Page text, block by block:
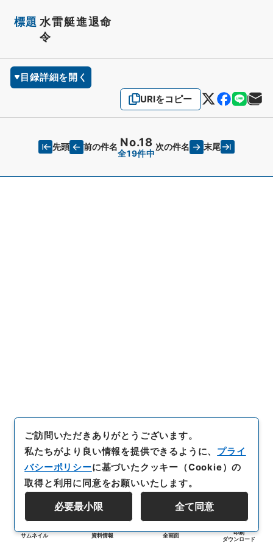
標題 水雷艇進退命
令
目録詳細を開く
URIをコピー
先頭 前の件名 No.18
全19件中
次の件名 末尾
サムネイル 資料情報 全画面
印刷
ダウンロード
ご訪問いただきありがとうございます。
私たちがより良い情報を提供できるように、 プライ
バシーポリシーに基づいたクッキー（Cookie）の
取得と利用に同意をお願いいたします。
必要最小限 全て同意